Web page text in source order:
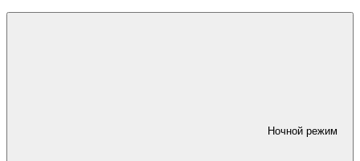
Ночной режим